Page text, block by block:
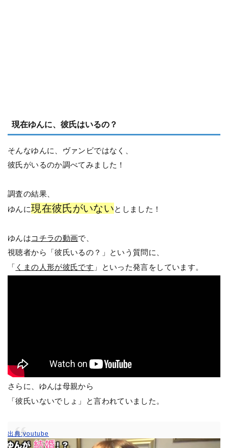
現在ゆんに、彼氏はいるの？
そんなゆんに、ヴァンビではなく、
彼氏がいるのか調べてみました！
調査の結果、
ゆんに現在彼氏がいないとしました！
ゆんはコチラの動画で、
視聴者から「彼氏いるの？」という質問に、
「 くまの人形が彼氏です 」といった発言をしています。
さらに、ゆんは母親から
「彼氏いないでしょ」と言われていました。
出典:youtube